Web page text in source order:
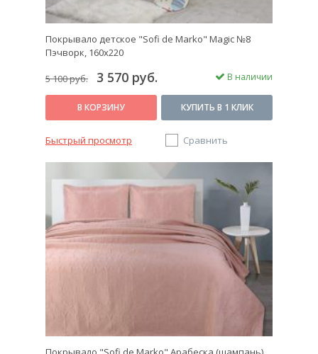
Покрывало детское "Sofi de Marko" Magic №8
Пэчворк, 160х220
5 100 руб. 3 570 руб. В наличии
В КОРЗИНУ КУПИТЬ В 1 КЛИК
Быстрый просмотр Сравнить